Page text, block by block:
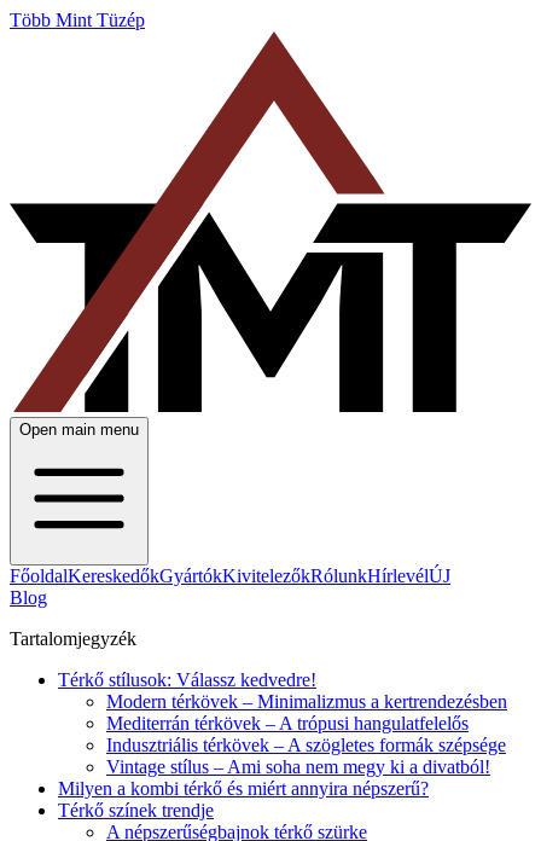
Több Mint Tüzép
Open main menu
FőoldalKereskedőkGyártókKivitelezőkRólunkHírlevélÚJ
Blog
Tartalomjegyzék
Térkő stílusok: Válassz kedvedre!
Modern térkövek – Minimalizmus a kertrendezésben
Mediterrán térkövek – A trópusi hangulatfelelős
Indusztriális térkövek – A szögletes formák szépsége
Vintage stílus – Ami soha nem megy ki a divatból!
Milyen a kombi térkő és miért annyira népszerű?
Térkő színek trendje
A népszerűségbajnok térkő szürke